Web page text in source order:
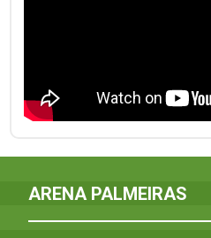
ARENA PALMEIRAS